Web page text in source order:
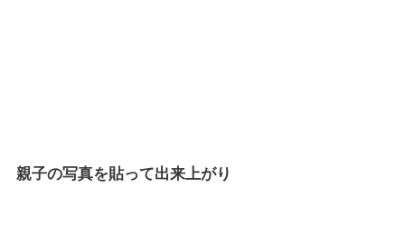
親子の写真を貼って出来上がり